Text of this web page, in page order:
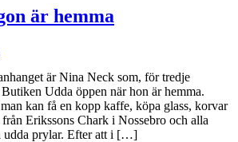
är hemma
är Nina Neck som, för tredje
Udda öppen när hon är hemma.
kan få en kopp kaffe, köpa glass, korvar
Erikssons Chark i Nossebro och alla
udda prylar. Efter att i […]